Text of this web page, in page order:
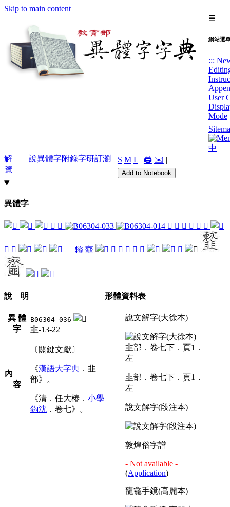
Skip to main content
☰
網站選
:::
User
Mode
中
解 說異體字附錄字研訂瀏
覽
S M L | 🖨️ ✉️ |
Add to Notebook
異體字
𦦏 󸣂 𧅠 󸣉 𧅴 𧅱 󸣈 󸣁
𩐇 䪠 䪢 韲 𠬘 䪡 䪣 𩐊 𩐋 𩐓
說 明
異 體
字
B06304-036
韭-13-22
內
容
〔關鍵文獻〕
《漢語大字典 ．韭
部》。
《清．任大椿． 小學
鈎沈 ．卷七》。
形體資料表
說文解字(大徐本)
韭部．卷七下．頁1．
左
說文解字(段注本)
敦煌俗字譜
- Not available -
(Application)
龍龕手鏡(高麗本)